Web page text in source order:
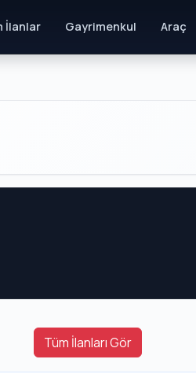
İlanlar Gayrimenkul Araç
Tüm İlanları Gör